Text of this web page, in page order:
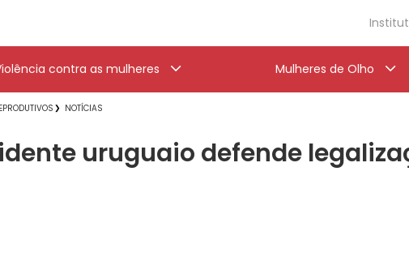
contra as mulheres Mulheres de Olho
NOTÍCIAS
uruguaio defende